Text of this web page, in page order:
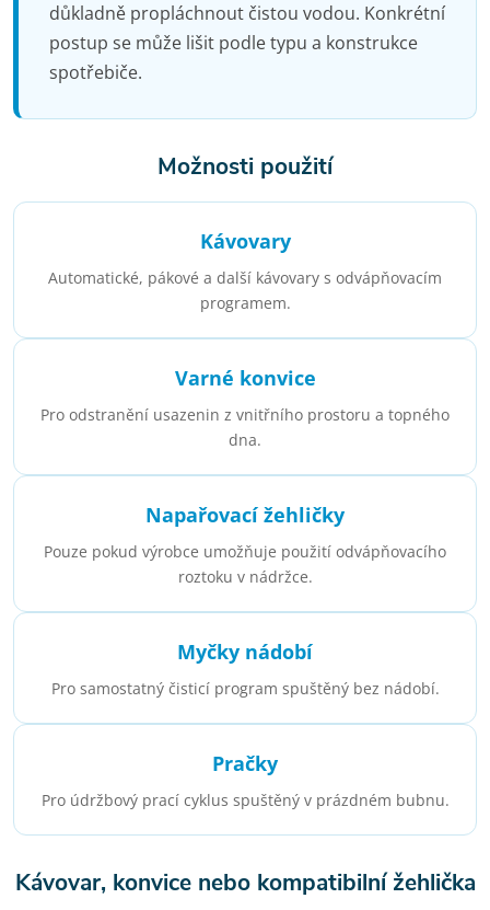
důkladně propláchnout čistou vodou. Konkrétní
postup se může lišit podle typu a konstrukce
spotřebiče.
Možnosti použití
Kávovary
Automatické, pákové a další kávovary s odvápňovacím
programem.
Varné konvice
Pro odstranění usazenin z vnitřního prostoru a topného
dna.
Napařovací žehličky
Pouze pokud výrobce umožňuje použití odvápňovacího
roztoku v nádržce.
Myčky nádobí
Pro samostatný čisticí program spuštěný bez nádobí.
Pračky
Pro údržbový prací cyklus spuštěný v prázdném bubnu.
Kávovar, konvice nebo kompatibilní žehlička